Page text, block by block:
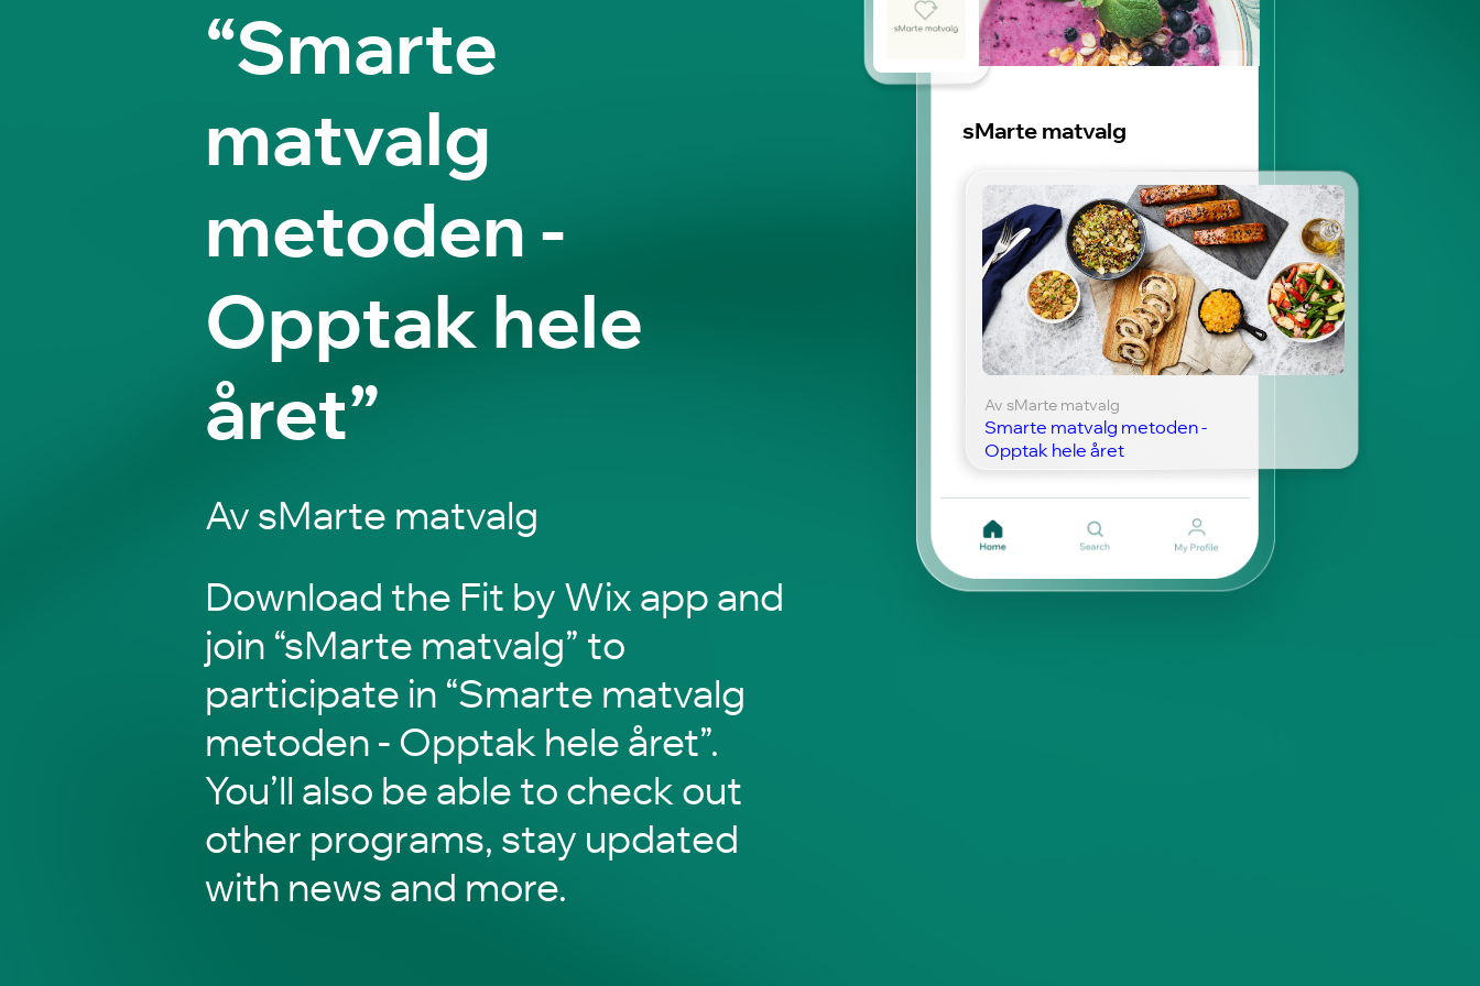
“Smarte
matvalg
metoden -
Opptak hele
året”
Av sMarte matvalg
Download the Fit by Wix app and
join “sMarte matvalg” to
participate in “Smarte matvalg
metoden - Opptak hele året”.
You’ll also be able to check out
other programs, stay updated
with news and more.
sMarte matvalg
Av sMarte matvalg
Smarte matvalg metoden -
Opptak hele året